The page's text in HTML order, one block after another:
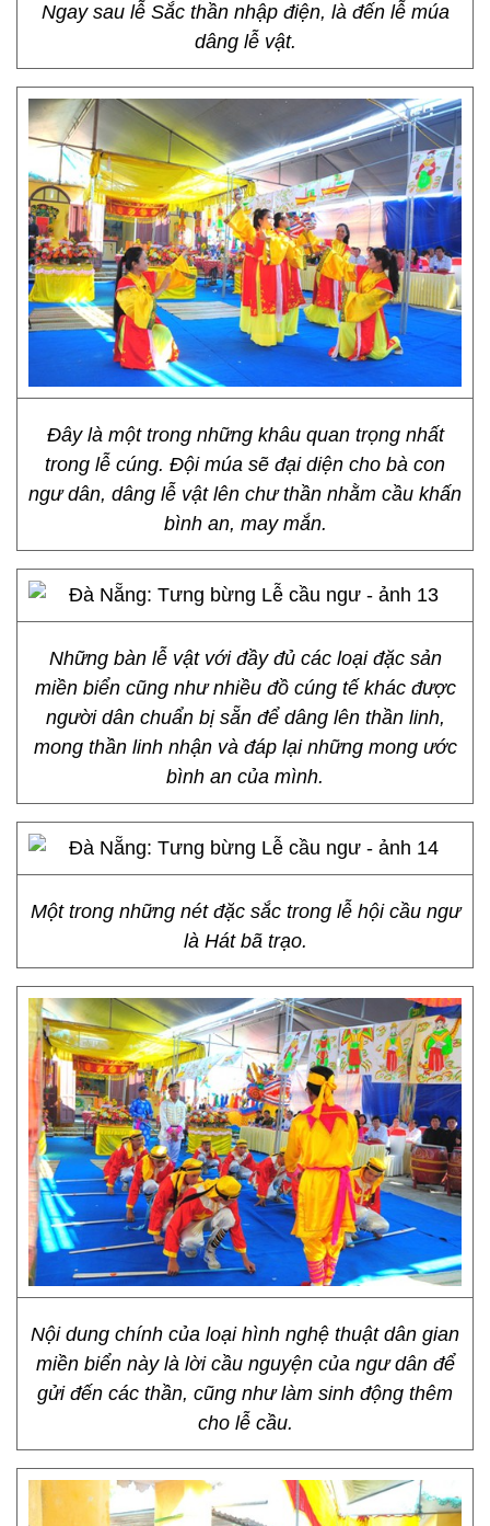
Ngay sau lễ Sắc thần nhập điện, là đến lễ múa
dâng lễ vật.
Đây là một trong những khâu quan trọng nhất
trong lễ cúng. Đội múa sẽ đại diện cho bà con
ngư dân, dâng lễ vật lên chư thần nhằm cầu khấn
bình an, may mắn.
Những bàn lễ vật với đầy đủ các loại đặc sản
miền biển cũng như nhiều đồ cúng tế khác được
người dân chuẩn bị sẵn để dâng lên thần linh,
mong thần linh nhận và đáp lại những mong ước
bình an của mình.
Một trong những nét đặc sắc trong lễ hội cầu ngư
là Hát bã trạo.
Nội dung chính của loại hình nghệ thuật dân gian
miền biển này là lời cầu nguyện của ngư dân để
gửi đến các thần, cũng như làm sinh động thêm
cho lễ cầu.